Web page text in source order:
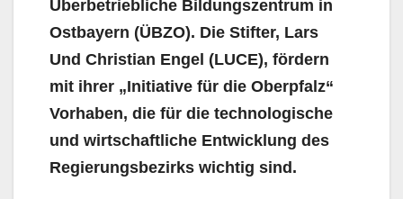
Überbetriebliche Bildungszentrum in
Ostbayern (ÜBZO). Die Stifter, Lars
Und Christian Engel (LUCE), fördern
mit ihrer „Initiative für die Oberpfalz“
Vorhaben, die für die technologische
und wirtschaftliche Entwicklung des
Regierungsbezirks wichtig sind.